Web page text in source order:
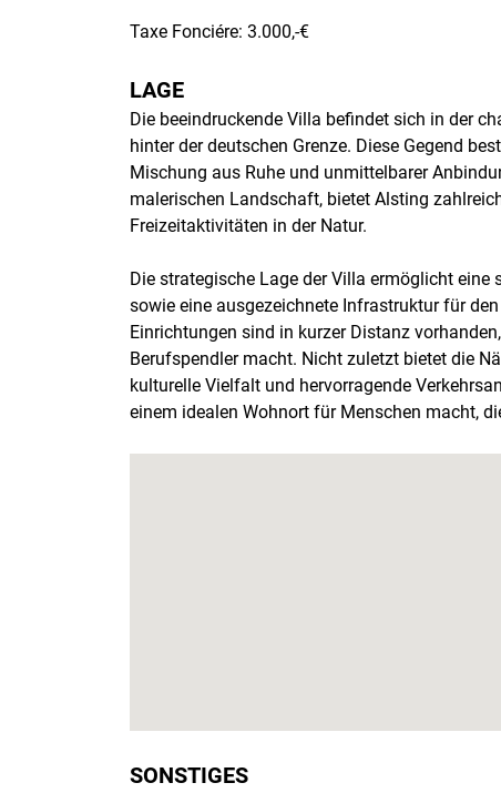
Taxe Fonciére: 3.000,-€
LAGE
Die beeindruckende Villa befindet sich in der
hinter der deutschen Grenze. Diese Gegend
Mischung aus Ruhe und unmittelbarer
malerischen Landschaft, bietet Alsting
Freizeitaktivitäten in der Natur.
Die strategische Lage der Villa ermöglicht eine
sowie eine ausgezeichnete Infrastruktur für
Einrichtungen sind in kurzer Distanz
Berufspendler macht. Nicht zuletzt bietet die
kulturelle Vielfalt und hervorragende
einem idealen Wohnort für Menschen macht,
SONSTIGES